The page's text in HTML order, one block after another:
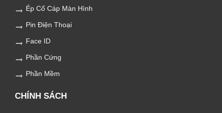
Ép Cổ Cáp Màn Hình
Pin Điện Thoại
Face ID
Phần Cứng
Phần Mềm
CHÍNH SÁCH